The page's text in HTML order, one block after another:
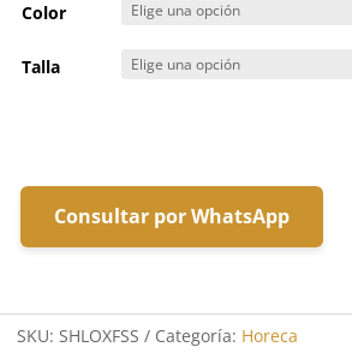
Color
Talla
Consultar por WhatsApp
SKU: SHLOXFSS Categoría: Horeca